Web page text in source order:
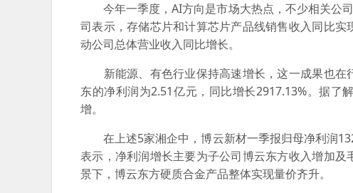
今年一季度，AI方向是市场大热点，不少相关公
司表示，存储芯片和计算芯片产品线销售收入同比
动公司总体营业收入同比增长。
新能源、有色行业保持高速增长，这一成果也在
东的净利润为2.51亿元，同比增长2917.13%。据
增。
在上述5家湘企中，博云新材一季报归母净利润
表示，净利润增长主要为子公司博云东方收入增加
景下，博云东方硬质合金产品整体实现量价齐升。